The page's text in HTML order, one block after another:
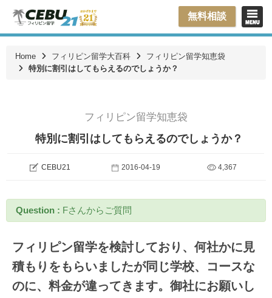
無料相談
Home フィリピン留学大百科
フィリピン留学知恵袋
特別に割引はしてもらえるのでしょうか？
フィリピン留学知恵袋
特別に割引はしてもらえるのでしょうか？
CEBU21 2016-04-19 4,367
Question : Fさんからご質問
フィリピン留学を検討しており、何社かに見
積もりをもらいましたが同じ学校、コースな
のに、料金が違ってきます。御社にお願いし